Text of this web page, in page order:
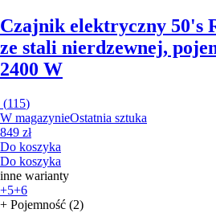
Czajnik elektryczny 50's
ze stali nierdzewnej,
2400 W
(115)
W magazynieOstatnia sztuka
849 zł
Do koszyka
Do koszyka
inne warianty
+5+6
+ Pojemność (2)